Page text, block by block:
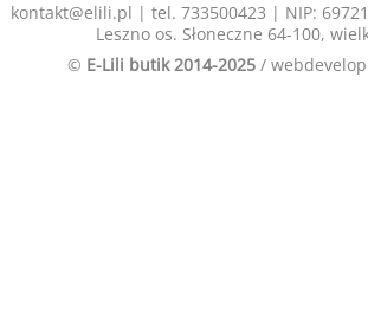
kontakt@elili.pl | tel. 733500423 | NIP:
Leszno os. Słoneczne 64-100,
© E-Lili butik 2014-2025 /